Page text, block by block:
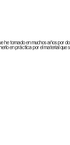
he tomado en muchos años por
en práctica por el material que